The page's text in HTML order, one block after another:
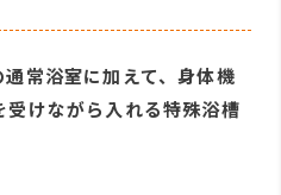
常浴室に加えて、身体機
けながら入れる特殊浴槽